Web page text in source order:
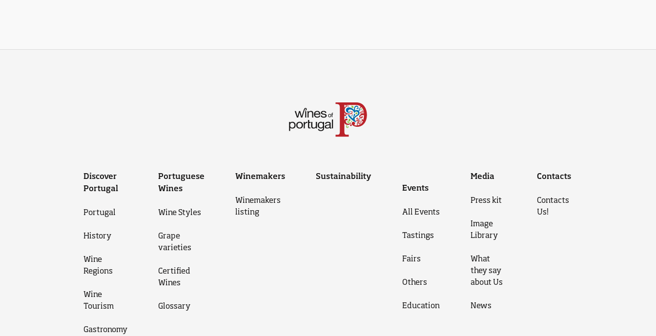
Discover
Portugal
Portugal
History
Wine
Regions
Wine
Tourism
Gastronomy
Portuguese
Wines
Wine Styles
Grape
varieties
Certified
Wines
Glossary
Winemakers
Winemakers
listing
Sustainability
Events
All Events
Tastings
Fairs
Others
Education
Media
Press kit
Image
Library
What
they say
about Us
News
Contacts
Contacts
Us!